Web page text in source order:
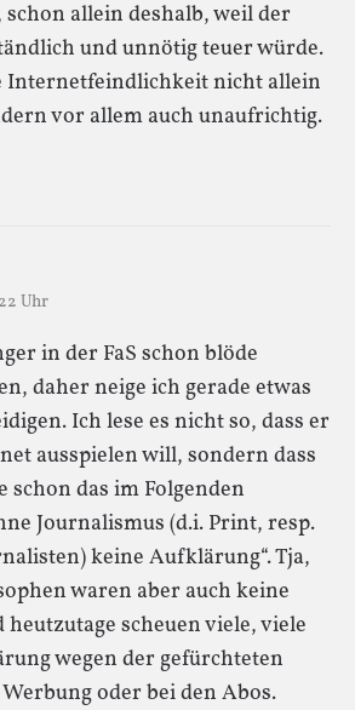
allein deshalb, weil der
und unnötig teuer würde.
Internetfeindlichkeit nicht allein
vor allem auch unaufrichtig.
Uhr
in der FaS schon blöde
daher neige ich gerade etwas
Ich lese es nicht so, dass er
ausspielen will, sondern dass
schon das im Folgenden
Journalismus (d.i. Print, resp.
keine Aufklärung“. Tja,
waren aber auch keine
scheuen viele, viele
wegen der gefürchteten
oder bei den Abos.